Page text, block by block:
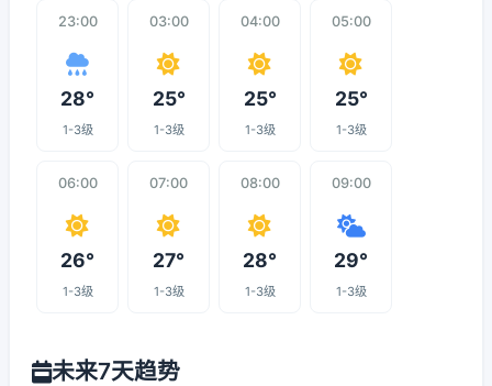
23:00
28°
1-3级
03:00
25°
1-3级
04:00
25°
1-3级
05:00
25°
1-3级
06:00
26°
1-3级
07:00
27°
1-3级
08:00
28°
1-3级
09:00
29°
1-3级
未来7天趋势